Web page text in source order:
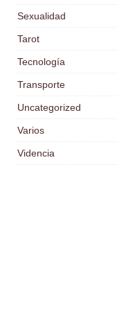
Sexualidad
Tarot
Tecnología
Transporte
Uncategorized
Varios
Videncia